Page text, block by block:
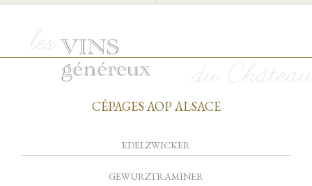
CÉPAGES AOP ALSACE
EDELZWICKER
GEWURZTRAMINER